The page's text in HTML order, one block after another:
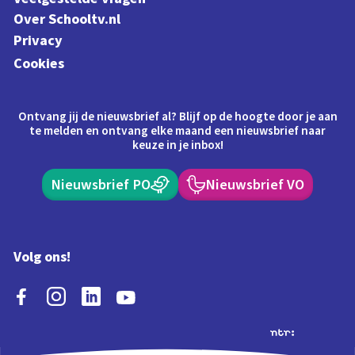
Over Schooltv.nl
Privacy
Cookies
Ontvang jij de nieuwsbrief al? Blijf op de hoogte door je aan
te melden en ontvang elke maand een nieuwsbrief naar
keuze in je inbox!
Nieuwsbrief PO Nieuwsbrief VO
Volg ons!